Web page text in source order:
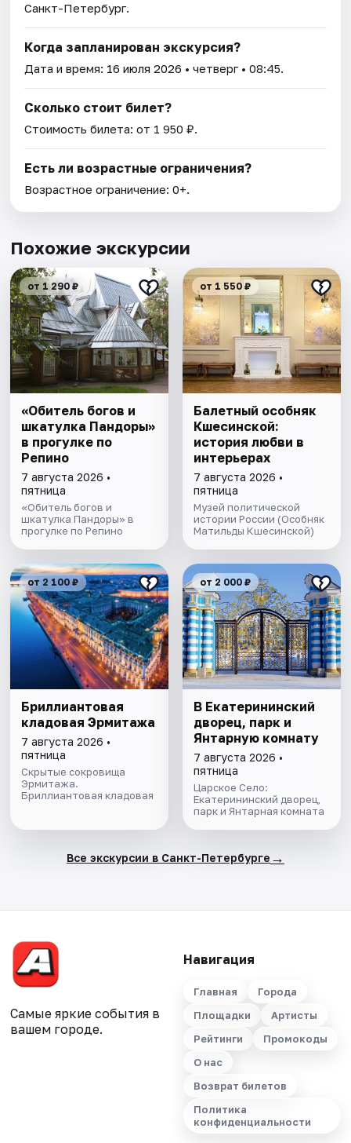
Санкт-Петербург.
Когда запланирован экскурсия?
Дата и время: 16 июля 2026 • четверг • 08:45.
Сколько стоит билет?
Стоимость билета: от 1 950 ₽.
Есть ли возрастные ограничения?
Возрастное ограничение: 0+.
Похожие экскурсии
от 1 290 ₽
«Обитель богов и
шкатулка Пандоры»
в прогулке по
Репино
7 августа 2026 •
пятница
«Обитель богов и
шкатулка Пандоры» в
прогулке по Репино
от 1 550 ₽
Балетный особняк
Кшесинской:
история любви в
интерьерах
7 августа 2026 •
пятница
Музей политической
истории России (Особняк
Матильды Кшесинской)
от 2 100 ₽
Бриллиантовая
кладовая Эрмитажа
7 августа 2026 •
пятница
Скрытые сокровища
Эрмитажа.
Бриллиантовая кладовая
от 2 000 ₽
В Екатерининский
дворец, парк и
Янтарную комнату
7 августа 2026 •
пятница
Царское Село:
Екатерининский дворец,
парк и Янтарная комната
Все экскурсии в Санкт-Петербурге →
Самые яркие события в
вашем городе.
Навигация
Главная
Города
Площадки
Артисты
Рейтинги
Промокоды
О нас
Возврат билетов
Политика
конфиденциальности